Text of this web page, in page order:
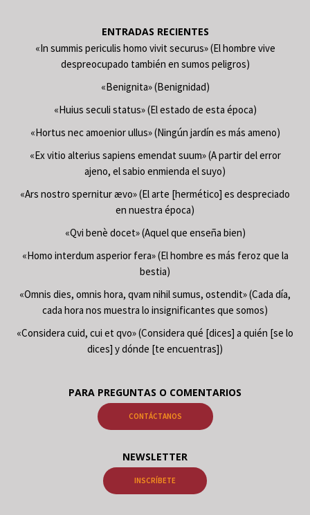
ENTRADAS RECIENTES
«In summis periculis homo vivit securus» (El hombre vive
despreocupado también en sumos peligros)
«Benignita» (Benignidad)
«Huius seculi status» (El estado de esta época)
«Hortus nec amoenior ullus» (Ningún jardín es más ameno)
«Ex vitio alterius sapiens emendat suum» (A partir del error
ajeno, el sabio enmienda el suyo)
«Ars nostro spernitur ævo» (El arte [hermético] es despreciado
en nuestra época)
«Qvi benè docet» (Aquel que enseña bien)
«Homo interdum asperior fera» (El hombre es más feroz que la
bestia)
«Omnis dies, omnis hora, qvam nihil sumus, ostendit» (Cada día,
cada hora nos muestra lo insignificantes que somos)
«Considera cuid, cui et qvo» (Considera qué [dices] a quién [se lo
dices] y dónde [te encuentras])
PARA PREGUNTAS O COMENTARIOS
CONTÁCTANOS
NEWSLETTER
INSCRÍBETE